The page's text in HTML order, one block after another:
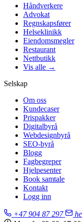
Håndverkere
Advokat
Regnskapsfører
Helseklinikk
Eiendomsmegler
Restaurant
Nettbutikk
Vis alle →
Selskap
Om oss
Kundecaser
Prispakker
Digitalbyrå
Webdesignbyrå
SEO-byrå
Blogg
Fagbegreper
Hjelpesenter
Book samtale
Kontakt
Logg inn
+47 904 87 297